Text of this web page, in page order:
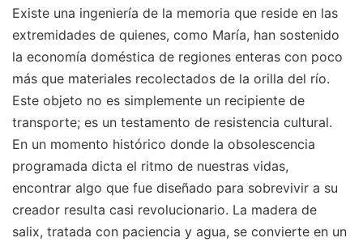
Existe una ingeniería de la memoria que reside en las
extremidades de quienes, como María, han sostenido
la economía doméstica de regiones enteras con poco
más que materiales recolectados de la orilla del río.
Este objeto no es simplemente un recipiente de
transporte; es un testamento de resistencia cultural.
En un momento histórico donde la obsolescencia
programada dicta el ritmo de nuestras vidas,
encontrar algo que fue diseñado para sobrevivir a su
creador resulta casi revolucionario. La madera de
salix, tratada con paciencia y agua, se convierte en un